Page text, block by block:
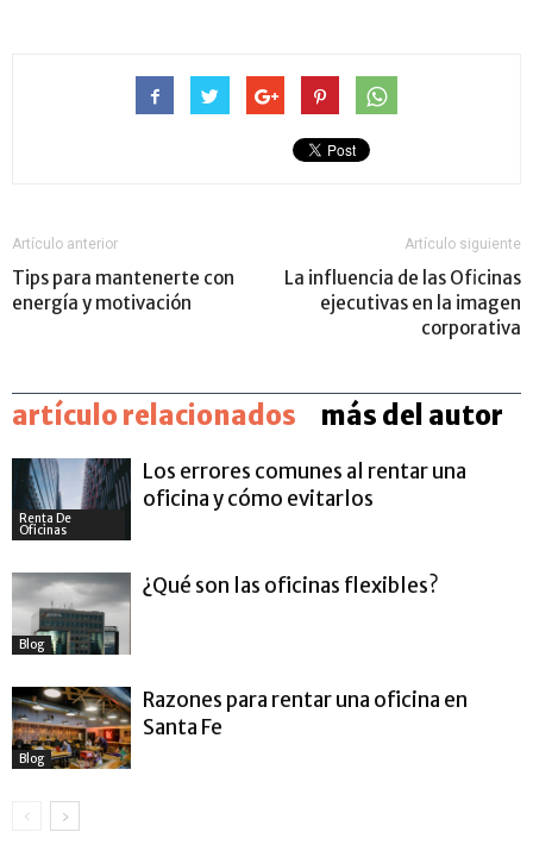
Artículo anterior
Tips para mantenerte con
energía y motivación
Artículo siguiente
La influencia de las Oficinas
ejecutivas en la imagen
corporativa
artículo relacionados más del autor
Renta De
Oficinas
Los errores comunes al rentar una
oficina y cómo evitarlos
Blog
¿Qué son las oficinas flexibles?
Blog
Razones para rentar una oficina en
Santa Fe